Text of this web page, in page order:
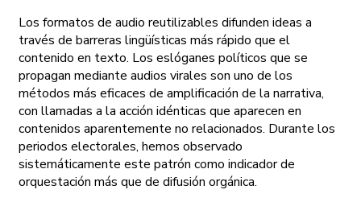
Los formatos de audio reutilizables difunden ideas a
través de barreras lingüísticas más rápido que el
contenido en texto. Los eslóganes políticos que se
propagan mediante audios virales son uno de los
métodos más eficaces de amplificación de la narrativa,
con llamadas a la acción idénticas que aparecen en
contenidos aparentemente no relacionados. Durante los
periodos electorales, hemos observado
sistemáticamente este patrón como indicador de
orquestación más que de difusión orgánica.